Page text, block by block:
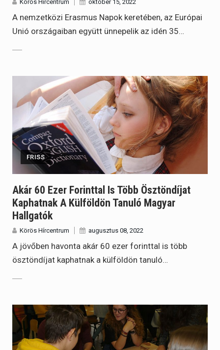
Körös Hírcentrum október 15, 2022
A nemzetközi Erasmus Napok keretében, az Európai
Unió országaiban együtt ünnepelik az idén 35…
FRISS
Akár 60 Ezer Forinttal Is Több Ösztöndíjat
Kaphatnak A Külföldön Tanuló Magyar
Hallgatók
Körös Hírcentrum augusztus 08, 2022
A jövőben havonta akár 60 ezer forinttal is több
ösztöndíjat kaphatnak a külföldön tanuló…